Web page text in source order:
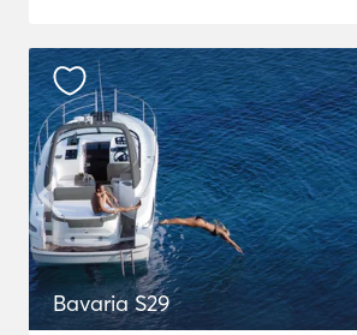
Bavaria S29